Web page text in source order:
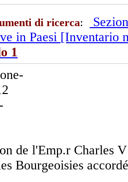
di ricerca:
in Paesi [Inventario
1
de l'Emp.r Charles
Bourgeoisies